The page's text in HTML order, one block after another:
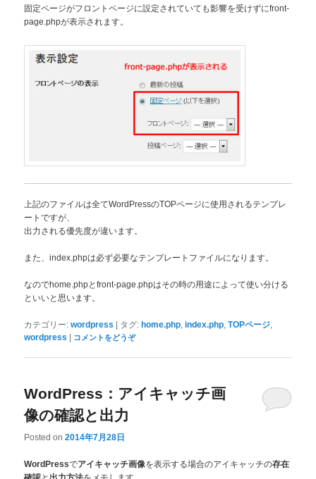
固定ページがフロントページに設定されていても影響を受けずにfront-
page.phpが表示されます。
上記のファイルは全てWordPressのTOPページに使用されるテンプレ
ートですが、
出力される優先度が違います。
また、index.phpは必ず必要なテンプレートファイルになります。
なのでhome.phpとfront-page.phpはその時の用途によって使い分ける
といいと思います。
カテゴリー: wordpress | タグ: home.php ,index.php ,TOPページ
wordpress | コメントをどうぞ
WordPress：アイキャッチ画
像の確認と出力
Posted on2014年7月28日
WordPressでアイキャッチ画像を表示する場合のアイキャッチの存在